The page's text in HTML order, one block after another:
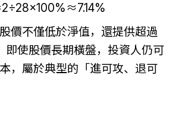
價不僅低於淨值，還提供超過
即使股價長期橫盤，投資人仍可
，屬於典型的「進可攻、退可